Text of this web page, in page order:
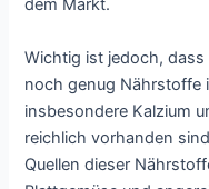
dem Markt.
Wichtig ist jedoch, dass
noch genug Nährstoffe
insbesondere Kalzium
reichlich vorhanden
Quellen dieser